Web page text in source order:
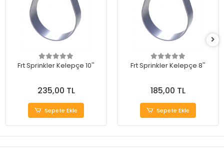
Frt Sprinkler Kelepçe 10''
235,00 TL
Sepete Ekle
Frt Sprinkler Kelepçe 8''
185,00 TL
Sepete Ekle